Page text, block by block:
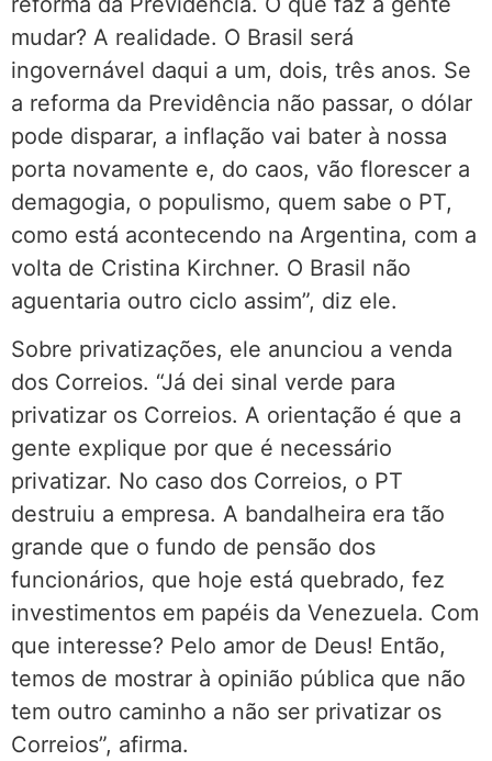
mudar? A realidade. O Brasil será
ingovernável daqui a um, dois, três anos. Se
a reforma da Previdência não passar, o dólar
pode disparar, a inflação vai bater à nossa
porta novamente e, do caos, vão florescer a
demagogia, o populismo, quem sabe o PT,
como está acontecendo na Argentina, com a
volta de Cristina Kirchner. O Brasil não
aguentaria outro ciclo assim”, diz ele.
Sobre privatizações, ele anunciou a venda
dos Correios. “Já dei sinal verde para
privatizar os Correios. A orientação é que a
gente explique por que é necessário
privatizar. No caso dos Correios, o PT
destruiu a empresa. A bandalheira era tão
grande que o fundo de pensão dos
funcionários, que hoje está quebrado, fez
investimentos em papéis da Venezuela. Com
que interesse? Pelo amor de Deus! Então,
temos de mostrar à opinião pública que não
tem outro caminho a não ser privatizar os
Correios”, afirma.